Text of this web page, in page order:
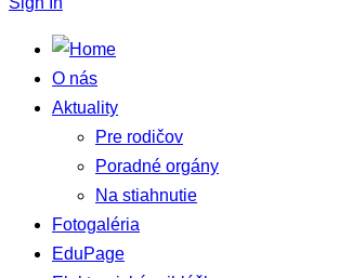
O nás
Aktuality
Pre rodičov
Poradné orgány
Na stiahnutie
Fotogaléria
EduPage